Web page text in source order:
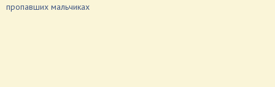
пропавших мальчиках